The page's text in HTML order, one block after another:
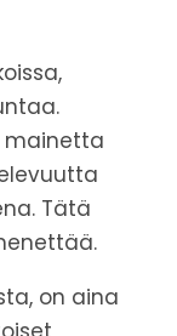
mainetta
Tätä
, on aina